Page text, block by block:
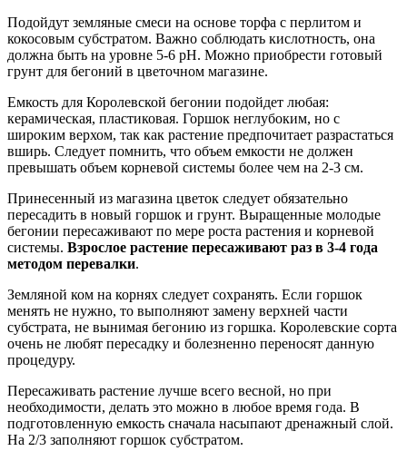
Подойдут земляные смеси на основе торфа с перлитом и
кокосовым субстратом. Важно соблюдать кислотность, она
должна быть на уровне 5-6 рН. Можно приобрести готовый
грунт для бегоний в цветочном магазине.
Емкость для Королевской бегонии подойдет любая:
керамическая, пластиковая. Горшок неглубоким, но с
широким верхом, так как растение предпочитает разрастаться
вширь. Следует помнить, что объем емкости не должен
превышать объем корневой системы более чем на 2-3 см.
Принесенный из магазина цветок следует обязательно
пересадить в новый горшок и грунт. Выращенные молодые
бегонии пересаживают по мере роста растения и корневой
системы. Взрослое растение пересаживают раз в 3-4 года
методом перевалки.
Земляной ком на корнях следует сохранять. Если горшок
менять не нужно, то выполняют замену верхней части
субстрата, не вынимая бегонию из горшка. Королевские сорта
очень не любят пересадку и болезненно переносят данную
процедуру.
Пересаживать растение лучше всего весной, но при
необходимости, делать это можно в любое время года. В
подготовленную емкость сначала насыпают дренажный слой.
На 2/3 заполняют горшок субстратом.